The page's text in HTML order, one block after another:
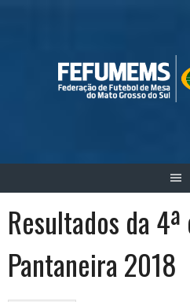
Resultados da
Pantaneira 2018